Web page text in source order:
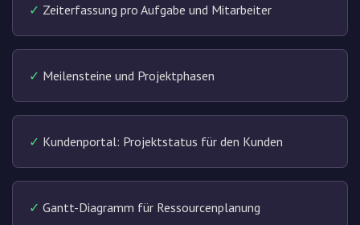
✓ Zeiterfassung pro Aufgabe und Mitarbeiter
✓ Meilensteine und Projektphasen
✓ Kundenportal: Projektstatus für den Kunden
✓ Gantt-Diagramm für Ressourcenplanung